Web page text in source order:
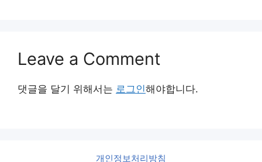
Leave a Comment
댓글을 달기 위해서는 로그인해야합니다.
개인정보처리방침